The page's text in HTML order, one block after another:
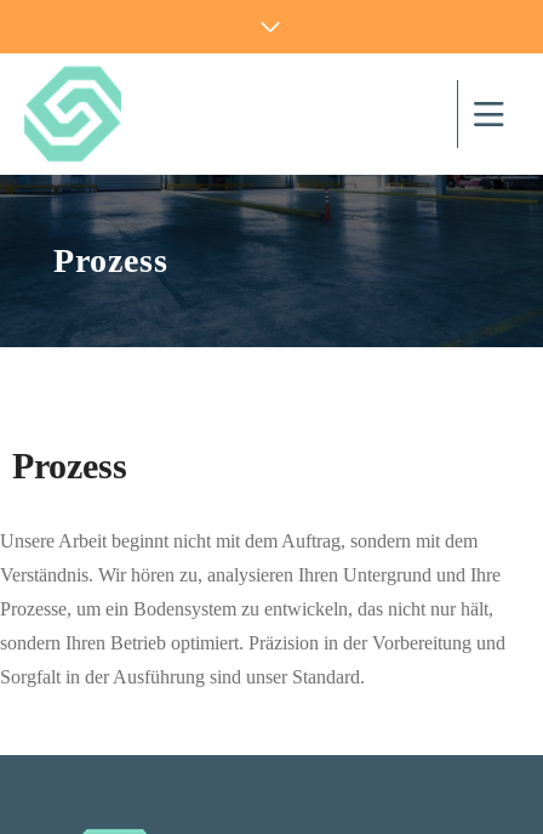
Prozess
Prozess
Unsere Arbeit beginnt nicht mit dem Auftrag, sondern mit dem
Verständnis. Wir hören zu, analysieren Ihren Untergrund und Ihre
Prozesse, um ein Bodensystem zu entwickeln, das nicht nur hält,
sondern Ihren Betrieb optimiert. Präzision in der Vorbereitung und
Sorgfalt in der Ausführung sind unser Standard.